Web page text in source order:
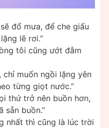
đổ mưa, để che giấu
lẽ rơi.”
tôi cũng ướt đẫm
chỉ muốn ngồi lặng yên
từng giọt nước.”
thứ trở nên buồn hơn,
sẵn buồn.”
nhất thì cũng là lúc trời